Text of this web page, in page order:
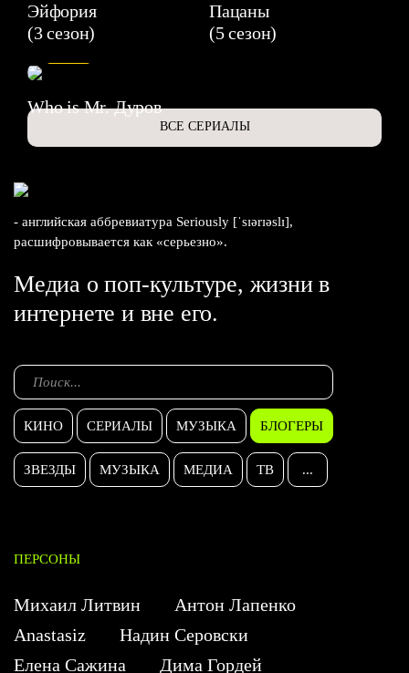
Эйфория
(3 сезон)
Пацаны
(5 сезон)
Who is Mr. Дуров
ВСЕ СЕРИАЛЫ
- английская аббревиатура Seriously [ˈsɪərɪəslɪ],
расшифровывается как «серьезно».
Медиа о поп-культуре, жизни в
интернете и вне его.
КИНО СЕРИАЛЫ МУЗЫКА БЛОГЕРЫ
ЗВЕЗДЫ МУЗЫКА МЕДИА ТВ ...
ПЕРСОНЫ
Михаил Литвин
Антон Лапенко
Anastasiz
Надин Серовски
Елена Сажина
Дима Гордей